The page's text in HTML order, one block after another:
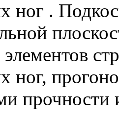
ног .
ног,
прочности